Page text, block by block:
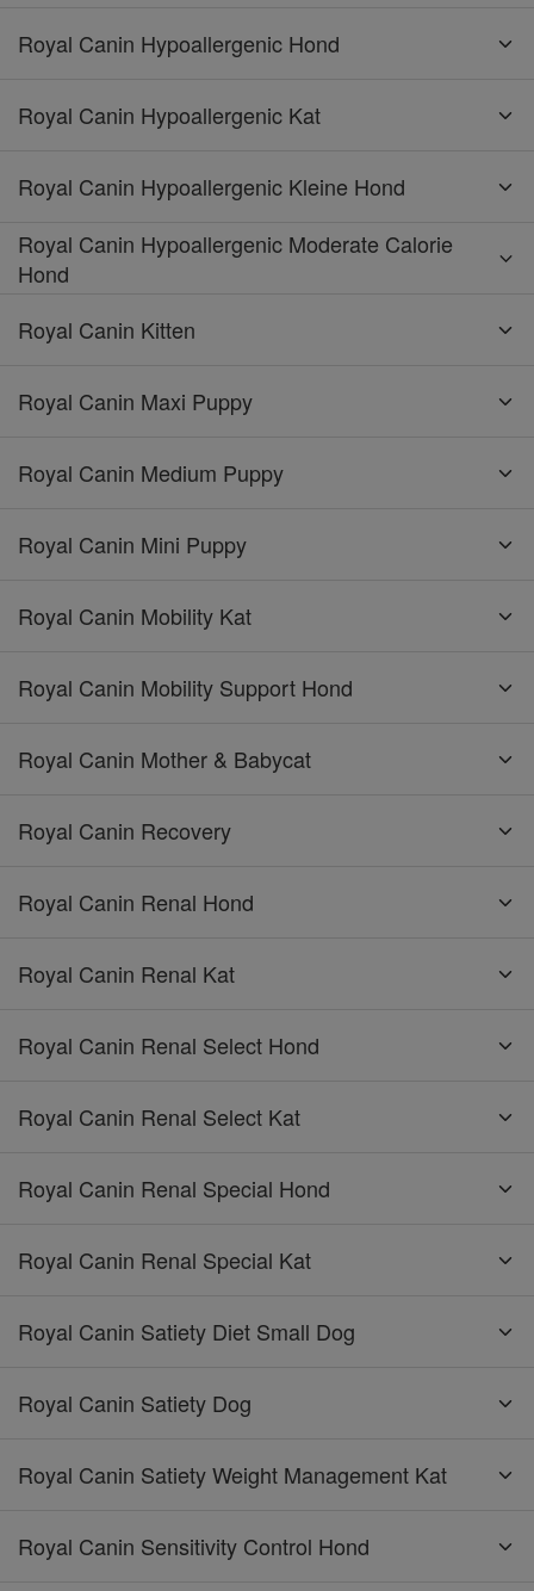
Royal Canin Hypoallergenic Hond
Royal Canin Hypoallergenic Kat
Royal Canin Hypoallergenic Kleine Hond
Royal Canin Hypoallergenic Moderate Calorie
Hond
Royal Canin Kitten
Royal Canin Maxi Puppy
Royal Canin Medium Puppy
Royal Canin Mini Puppy
Royal Canin Mobility Kat
Royal Canin Mobility Support Hond
Royal Canin Mother & Babycat
Royal Canin Recovery
Royal Canin Renal Hond
Royal Canin Renal Kat
Royal Canin Renal Select Hond
Royal Canin Renal Select Kat
Royal Canin Renal Special Hond
Royal Canin Renal Special Kat
Royal Canin Satiety Diet Small Dog
Royal Canin Satiety Dog
Royal Canin Satiety Weight Management Kat
Royal Canin Sensitivity Control Hond